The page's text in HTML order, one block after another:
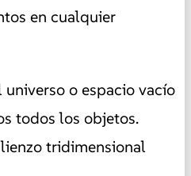
en cualquier
universo o espacio vacío
todos los objetos.
tridimensional